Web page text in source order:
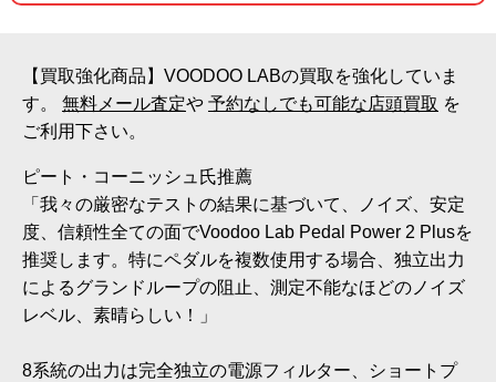
【買取強化商品】VOODOO LABの買取を強化していま
す。 無料メール査定や 予約なしでも可能な店頭買取 を
ご利用下さい。
ピート・コーニッシュ氏推薦
「我々の厳密なテストの結果に基づいて、ノイズ、安定
度、信頼性全ての面でVoodoo Lab Pedal Power 2 Plusを
推奨します。特にペダルを複数使用する場合、独立出力
によるグランドループの阻止、測定不能なほどのノイズ
レベル、素晴らしい！」
8系統の出力は完全独立の電源フィルター、ショートプ